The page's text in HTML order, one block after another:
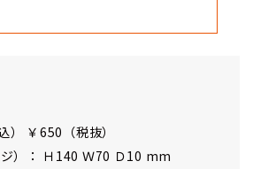
） ￥650（税抜）
）： Ｈ140 Ｗ70 Ｄ10 mm